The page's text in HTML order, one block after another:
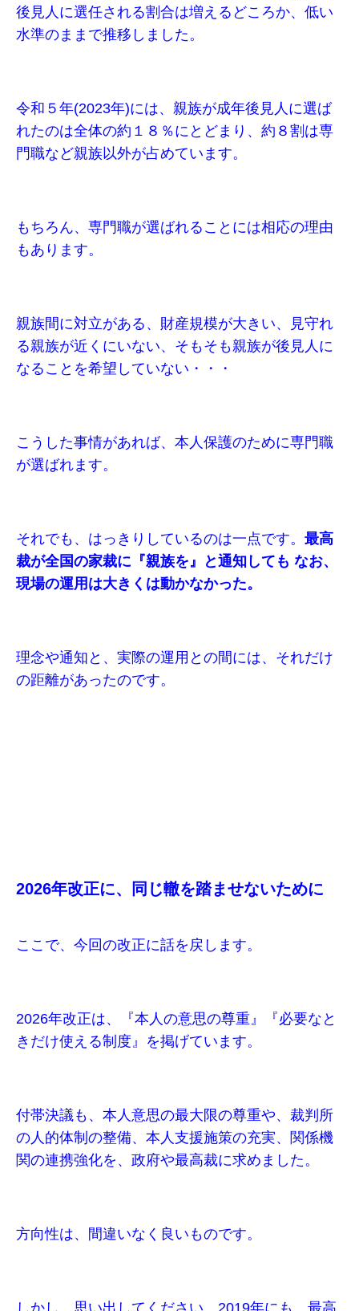
後見人に選任される割合は増えるどころか、低い
水準のままで推移しました。
令和５年(2023年)には、親族が成年後見人に選ば
れたのは全体の約１８％にとどまり、約８割は専
門職など親族以外が占めています。
もちろん、専門職が選ばれることには相応の理由
もあります。
親族間に対立がある、財産規模が大きい、見守れ
る親族が近くにいない、そもそも親族が後見人に
なることを希望していない・・・
こうした事情があれば、本人保護のために専門職
が選ばれます。
それでも、はっきりしているのは一点です。 最高
裁が全国の家裁に『親族を』と通知しても なお、
現場の運用は大きくは動かなかった。
理念や通知と、実際の運用との間には、それだけ
の距離があったのです。
2026年改正に、同じ轍を踏ませないために
ここで、今回の改正に話を戻します。
2026年改正は、『本人の意思の尊重』『必要なと
きだけ使える制度』を掲げています。
付帯決議も、本人意思の最大限の尊重や、裁判所
の人的体制の整備、本人支援施策の充実、関係機
関の連携強化を、政府や最高裁に求めました。
方向性は、間違いなく良いものです。